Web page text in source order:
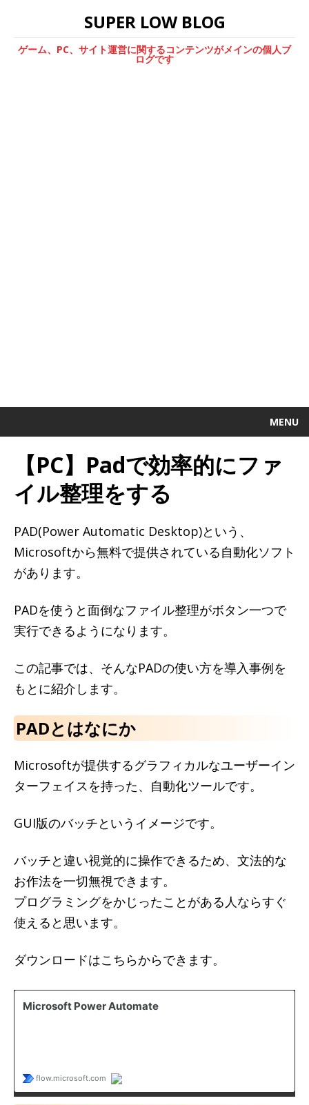
SUPER LOW BLOG
ゲーム、PC、サイト運営に関するコンテンツがメインの個人ブ
ログです
MENU
【PC】Padで効率的にファ
イル整理をする
PAD(Power Automatic Desktop)という、
Microsoftから無料で提供されている自動化ソフト
があります。
PADを使うと面倒なファイル整理がボタン一つで
実行できるようになります。
この記事では、そんなPADの使い方を導入事例を
もとに紹介します。
PADとはなにか
Microsoftが提供するグラフィカルなユーザーイン
ターフェイスを持った、自動化ツールです。
GUI版のバッチというイメージです。
バッチと違い視覚的に操作できるため、文法的な
お作法を一切無視できます。
プログラミングをかじったことがある人ならすぐ
使えると思います。
ダウンロードはこちらからできます。